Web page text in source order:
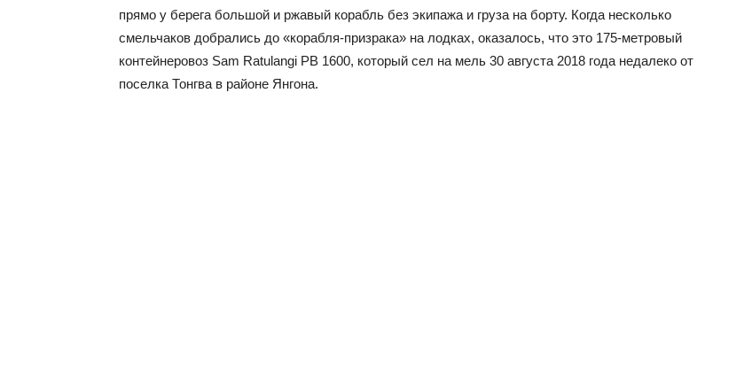
прямо у берега большой и ржавый корабль без экипажа и груза на борту. Когда несколько
смельчаков добрались до «корабля-призрака» на лодках, оказалось, что это 175-метровый
контейнеровоз Sam Ratulangi PB 1600, который сел на мель 30 августа 2018 года недалеко от
поселка Тонгва в районе Янгона.